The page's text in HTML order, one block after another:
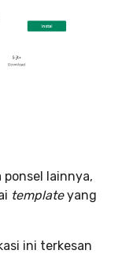
ponsel lainnya,
templateyang
ini terkesan